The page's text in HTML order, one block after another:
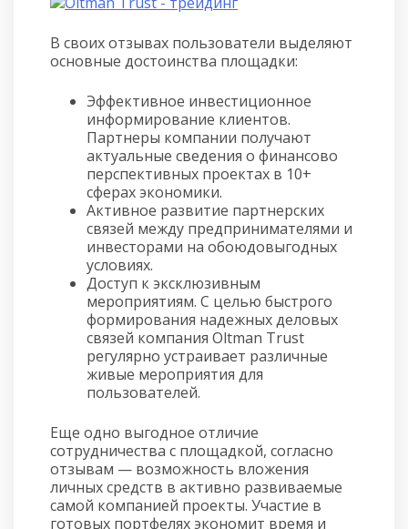
В своих отзывах пользователи выделяют
основные достоинства площадки:
Эффективное инвестиционное
информирование клиентов.
Партнеры компании получают
актуальные сведения о финансово
перспективных проектах в 10+
сферах экономики.
Активное развитие партнерских
связей между предпринимателями и
инвесторами на обоюдовыгодных
условиях.
Доступ к эксклюзивным
мероприятиям. С целью быстрого
формирования надежных деловых
связей компания Oltman Trust
регулярно устраивает различные
живые мероприятия для
пользователей.
Еще одно выгодное отличие
сотрудничества с площадкой, согласно
отзывам — возможность вложения
личных средств в активно развиваемые
самой компанией проекты. Участие в
готовых портфелях экономит время и